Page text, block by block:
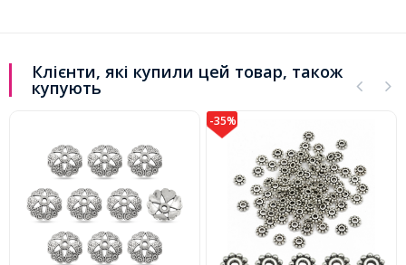
Клієнти, які купили цей товар, також
купують
-35%